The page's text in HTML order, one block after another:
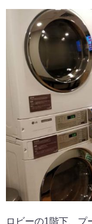
ロビーの1階下、プ